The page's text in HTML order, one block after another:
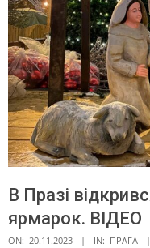
В Празі
ярмарок. ВІДЕО
ON: 20.11.2023 IN: ПРАГА